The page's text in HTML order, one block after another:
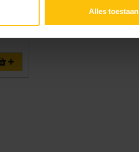
Alles toestaan